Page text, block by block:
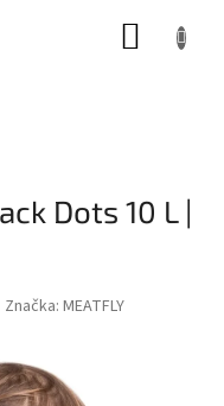
Dots 10 L |
Značka: MEATFLY